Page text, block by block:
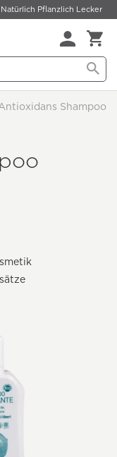
Natürlich Pflanzlich Lecker
Shampoo